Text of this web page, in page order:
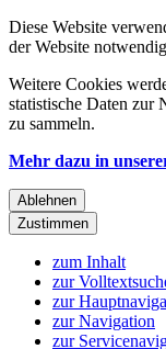
Diese Website
der Website
Weitere Cookies
statistische Daten zur
zu sammeln.
Mehr dazu in
Ablehnen
Zustimmen
zum Inhalt
zur
zur
zur Navigation
zur